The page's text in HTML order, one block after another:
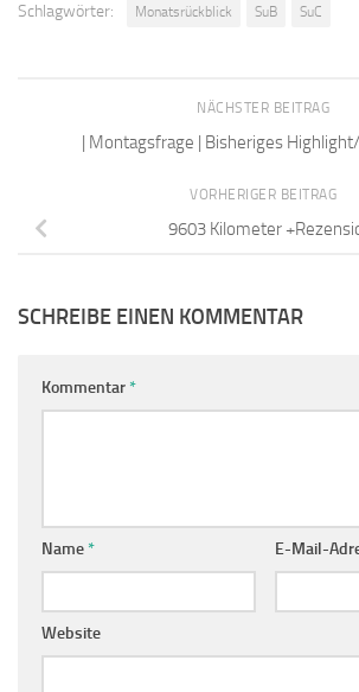
Schlagwörter: Monatsrückblick SuB SuC
NÄCHSTER BEITRAG
| Montagsfrage | Bisheriges
VORHERIGER BEITRAG
9603 Kilometer
SCHREIBE EINEN KOMMENTAR
Kommentar*
Name* E-Mail-
Website